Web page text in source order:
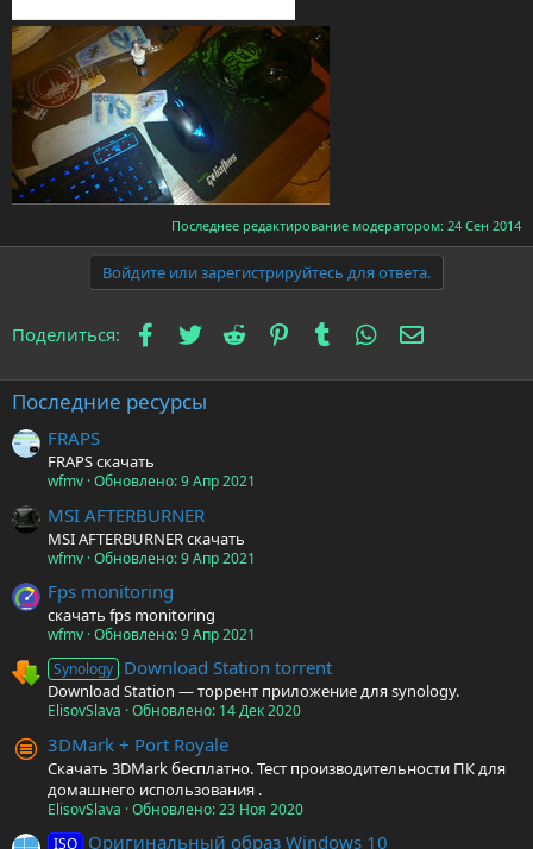
Последнее редактирование модератором: 24 Сен 2014
Войдите или зарегистрируйтесь для ответа.
Поделиться: Facebook
Twitter Reddit PinterestTumblr WhatsApp
Последние ресурсы
FRAPS
FRAPS скачать
wfmv Обновлено:9 Апр 2021
MSI AFTERBURNER
MSI AFTERBURNER скачать
wfmv Обновлено:9 Апр 2021
Fps monitoring
скачать fps monitoring
wfmv Обновлено:9 Апр 2021
Synology Download Station torrent
Download Station — торрент приложение для synology.
ElisovSlava Обновлено: 14 Дек 2020
3DMark + Port Royale
Скачать 3DMark бесплатно. Тест производительности ПК для
домашнего использования .
ElisovSlava Обновлено:23 Ноя 2020
ISO Оригинальный образ Windows 10